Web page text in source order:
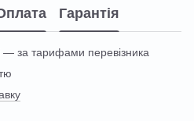
Гарантія
за тарифами перевізника